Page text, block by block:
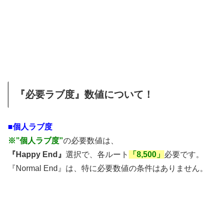
『必要ラブ度』数値について！
■個人ラブ度
※”個人ラブ度”の必要数値は、
『Happy End』 選択で、各ルート 「8,500」 必要です。
『Normal End』は、特に必要数値の条件はありません。